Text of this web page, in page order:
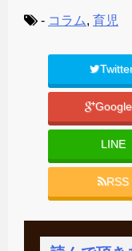
- コラム, 育児
LINE
RSS